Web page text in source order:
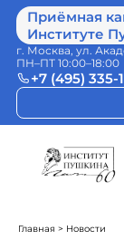
Приёмная
Институте
г. Москва, ул.
ПН–ПТ 10:00–18:00
+7 (495) 335-
Главная > Новости